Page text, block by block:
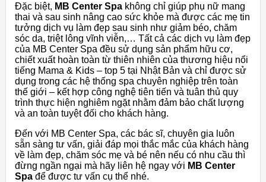
Đặc biệt, MB Center Spa không chỉ giúp phụ nữ mang
thai và sau sinh nâng cao sức khỏe mà được các mẹ tin
tưởng dịch vụ làm đẹp sau sinh như giảm béo, chăm
sóc da, triệt lông vĩnh viễn,… Tất cả các dịch vụ làm đẹp
của MB Center Spa đều sử dụng sản phẩm hữu cơ,
chiết xuất hoàn toàn từ thiên nhiên của thương hiệu nổi
tiếng Mama & Kids – top 5 tại Nhật Bản và chỉ được sử
dụng trong các hệ thống spa chuyên nghiệp trên toàn
thế giới – kết hợp công nghệ tiên tiến và tuân thủ quy
trình thực hiện nghiêm ngặt nhằm đảm bảo chất lượng
và an toàn tuyệt đối cho khách hàng.
Đến với MB Center Spa, các bác sĩ, chuyên gia luôn
sẵn sàng tư vấn, giải đáp mọi thắc mắc của khách hàng
về làm đẹp, chăm sóc mẹ và bé nên nếu có nhu cầu thì
đừng ngần ngại mà hãy liên hệ ngay với MB Center
Spa để được tư vấn cụ thể nhé.